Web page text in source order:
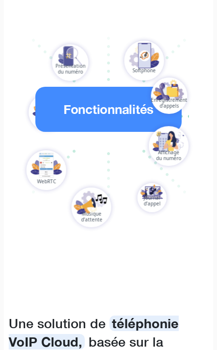
Présentation
du numéro
WebRTC
Musique
d’attente
Fonctionnalités
Softphone
Enregistrement
d’appels
Affichage
du numéro
Journal
d’appel
Une solution de téléphonie
VoIP Cloud, basée sur la